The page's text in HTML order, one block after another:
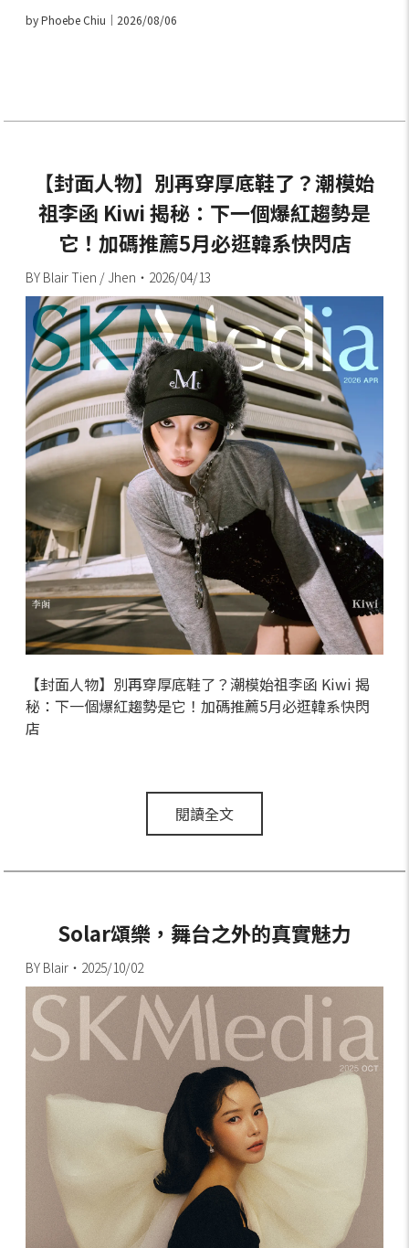
by Phoebe Chiu｜2026/08/06
【封面人物】別再穿厚底鞋了？潮模始
祖李函 Kiwi 揭秘：下一個爆紅趨勢是
它！加碼推薦5月必逛韓系快閃店
BY Blair Tien / Jhen・2026/04/13
【封面人物】別再穿厚底鞋了？潮模始祖李函 Kiwi 揭
秘：下一個爆紅趨勢是它！加碼推薦5月必逛韓系快閃
店
閱讀全文
Solar頌樂，舞台之外的真實魅力
BY Blair・2025/10/02